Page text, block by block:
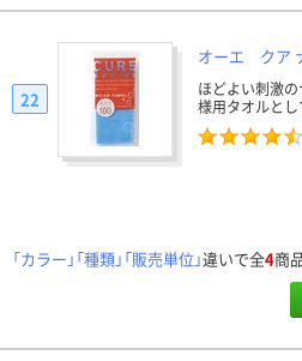
オーエ クア
ほどよい刺激
様用タオルとし
22
「カラー」「種類」「販売単位」違いで全4商